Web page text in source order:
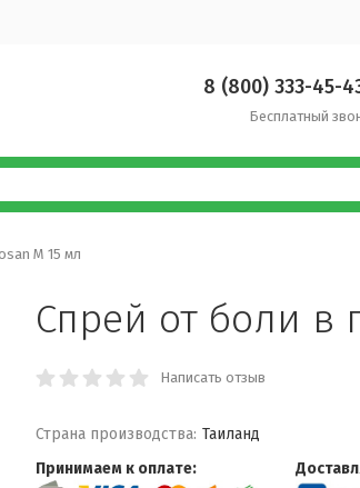
8 (800) 333-45-
Бесплатный
M 15 мл
Спрей от боли в
Написать отзыв
Страна производства: Таиланд
Принимаем к оплате: